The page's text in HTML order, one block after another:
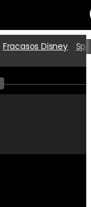
Películas
Fracasos Disney